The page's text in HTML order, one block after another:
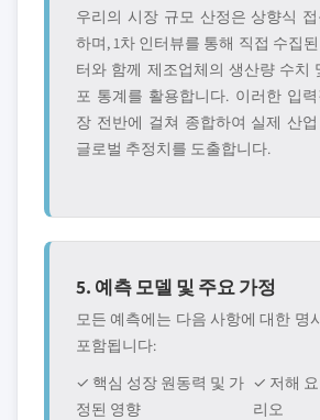
우리의 시장 규모 산정은 상향식
하며, 1차 인터뷰를 통해 직접 수집
터와 함께 제조업체의 생산량 수치
포 통계를 활용합니다. 이러한 입
장 전반에 걸쳐 종합하여 실제 산
글로벌 추정치를 도출합니다.
5. 예측 모델 및 주요 가정
모든 예측에는 다음 사항에 대한 명
포함됩니다:
✓ 핵심 성장 원동력 및 가
정된 영향
✓ 저해
리오